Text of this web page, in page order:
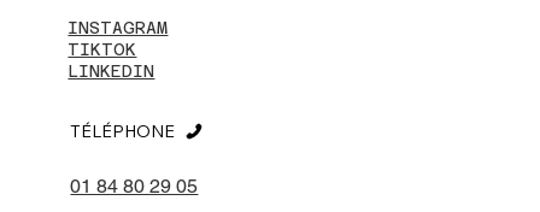
INSTAGRAM
TIKTOK
LINKEDIN
01 84 80 29 05
TÉLÉPHONE